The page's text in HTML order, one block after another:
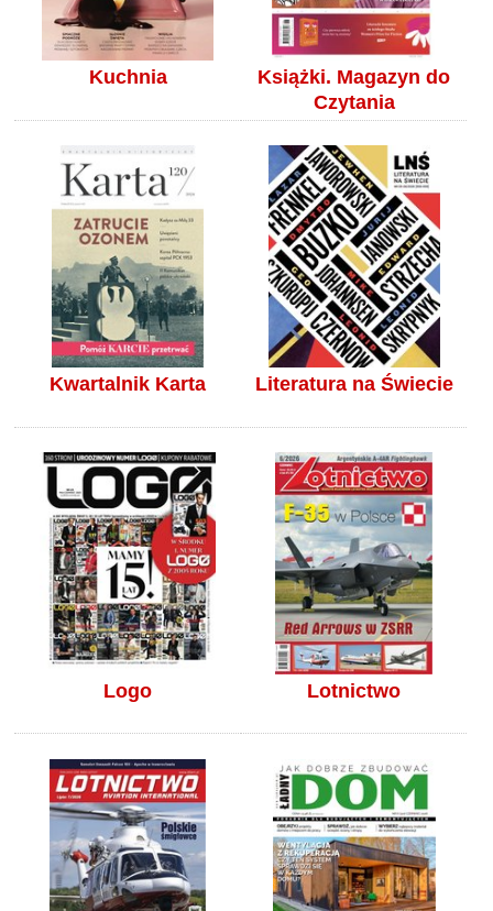
Kuchnia
Książki. Magazyn do
Czytania
Kwartalnik Karta Literatura na Świecie
Logo Lotnictwo